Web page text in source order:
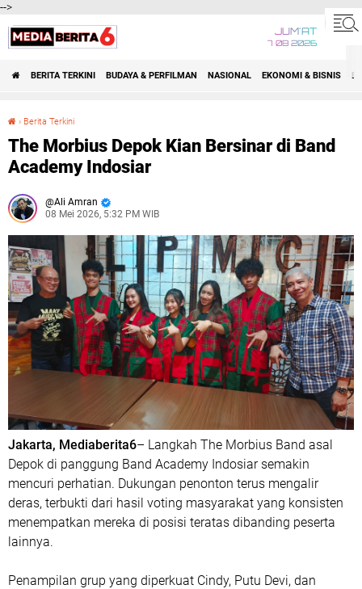
-->
JUM'AT
7 08 2026
BERITA TERKINI BUDAYA & PERFILMAN NASIONAL EKONOMI & BISNIS
› Berita Terkini
The Morbius Depok Kian Bersinar di Band
Academy Indosiar
Ali Amran
08 Mei 2026, 5:32 PM WIB
Jakarta, Mediaberita6– Langkah The Morbius Band asal
Depok di panggung Band Academy Indosiar semakin
mencuri perhatian. Dukungan penonton terus mengalir
deras, terbukti dari hasil voting masyarakat yang konsisten
menempatkan mereka di posisi teratas dibanding peserta
lainnya.
Penampilan grup yang diperkuat Cindy, Putu Devi, dan